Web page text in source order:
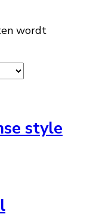
wordt
style